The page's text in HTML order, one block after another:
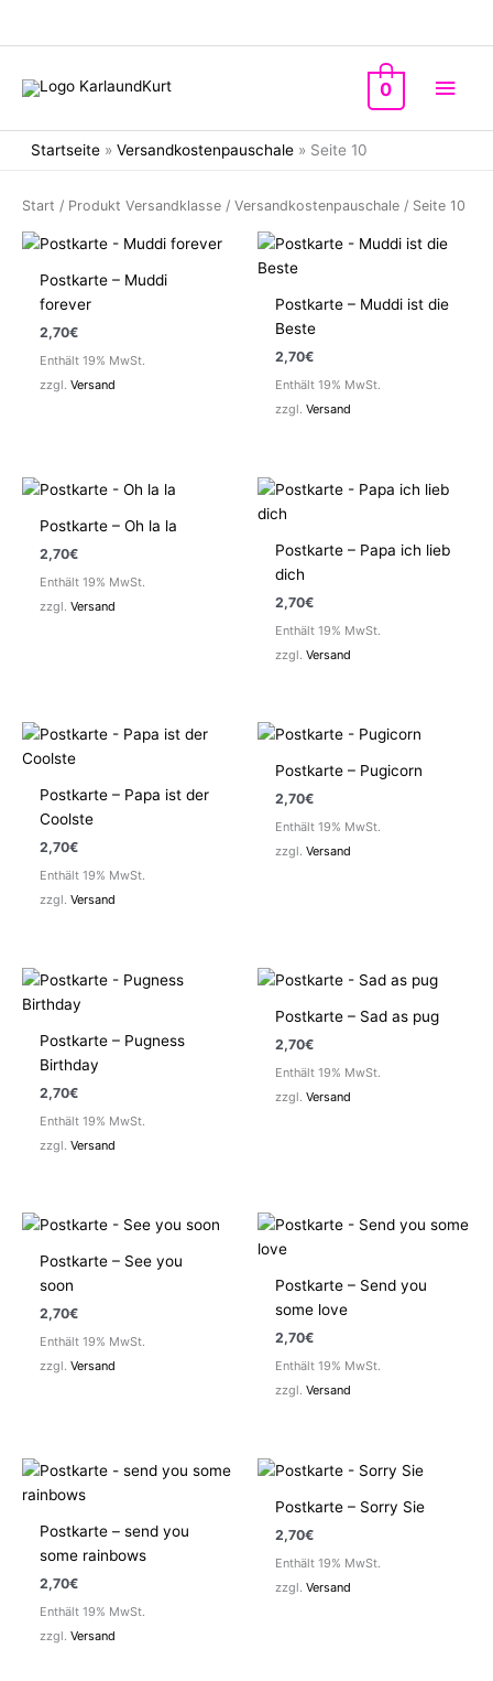
0
Startseite » Versandkostenpauschale » Seite 10
Start / Produkt Versandklasse / Versandkostenpauschale / Seite 10
Postkarte – Muddi
forever
2,70€
Enthält 19% MwSt.
zzgl.Versand
Postkarte – Muddi ist die
Beste
2,70€
Enthält 19% MwSt.
zzgl.Versand
Postkarte – Oh la la
2,70€
Enthält 19% MwSt.
zzgl.Versand
Postkarte – Papa ich lieb
dich
2,70€
Enthält 19% MwSt.
zzgl.Versand
Postkarte – Papa ist der
Coolste
2,70€
Enthält 19% MwSt.
zzgl.Versand
Postkarte – Pugicorn
2,70€
Enthält 19% MwSt.
zzgl.Versand
Postkarte – Pugness
Birthday
2,70€
Enthält 19% MwSt.
zzgl.Versand
Postkarte – Sad as pug
2,70€
Enthält 19% MwSt.
zzgl.Versand
Postkarte – See you
soon
2,70€
Enthält 19% MwSt.
zzgl.Versand
Postkarte – Send you
some love
2,70€
Enthält 19% MwSt.
zzgl.Versand
Postkarte – send you
some rainbows
2,70€
Enthält 19% MwSt.
zzgl.Versand
Postkarte – Sorry Sie
2,70€
Enthält 19% MwSt.
zzgl.Versand